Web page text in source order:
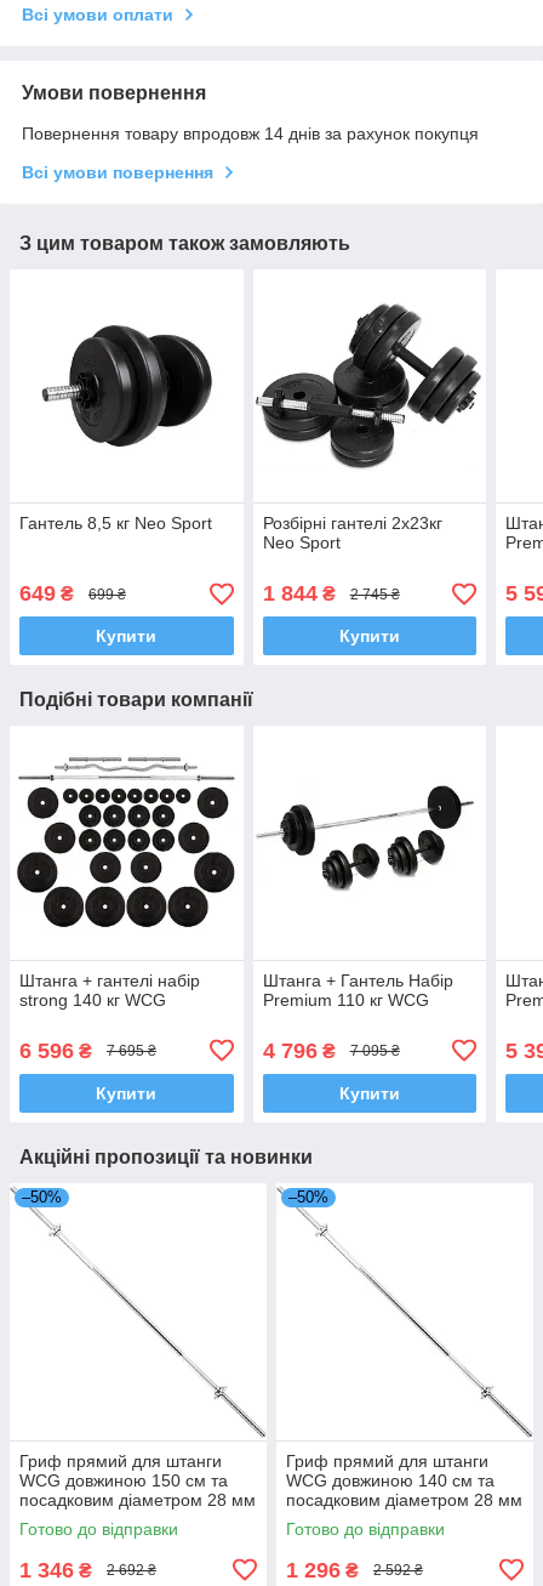
Всі умови оплати
Умови повернення
Повернення товару впродовж 14 днів за рахунок покупця
Всі умови повернення
З цим товаром також замовляють
Гантель 8,5 кг Neo Sport
649 ₴ 699 ₴
Купити
Розбірні гантелі 2х23кг
Neo Sport
1 844₴ 2 745 ₴
Купити
5
Подібні товари компанії
Штанга + гантелі набір
strong 140 кг WCG
6 596 ₴ 7 695 ₴
Купити
Штанга + Гантель Набір
Premium 110 кг WCG
4 796₴ 7 095 ₴
Купити
5
Акційні пропозиції та новинки
–50%
Гриф прямий для штанги
WCG довжиною 150 см та
посадковим діаметром 28 мм
для силових тренувань в
домашніх умовах
Готово до відправки
1 346 ₴ 2 692 ₴
–50%
Гриф прямий для штанги
WCG довжиною 140 см та
посадковим діаметром 28 мм
для силових тренувань в
домашніх умовах
Готово до відправки
1 296 ₴ 2 592 ₴